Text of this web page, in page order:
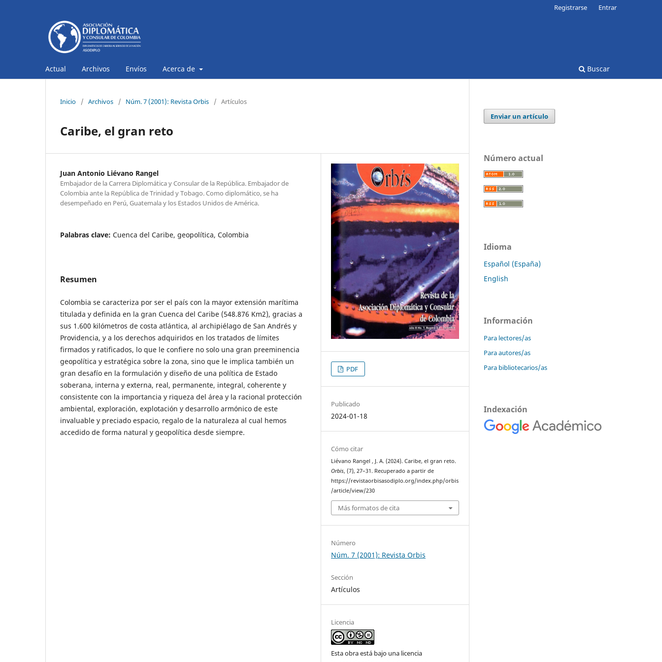
Actual Archivos Envíos Acerca de Buscar
Registrarse Entrar
Inicio / Archivos / Núm. 7 (2001): Revista Orbis / Artículos
Caribe, el gran reto
Juan Antonio Liévano Rangel
Embajador de la Carrera Diplomática y Consular de la República. Embajador de
Colombia ante la República de Trinidad y Tobago. Como diplomático, se ha
desempeñado en Perú, Guatemala y los Estados Unidos de América.
Palabras clave: Cuenca del Caribe, geopolítica, Colombia
Resumen
Colombia se caracteriza por ser el país con la mayor extensión marítima
titulada y definida en la gran Cuenca del Caribe (548.876 Km2), gracias a
sus 1.600 kilómetros de costa atlántica, al archipiélago de San Andrés y
Providencia, y a los derechos adquiridos en los tratados de límites
firmados y ratificados, lo que le confiere no solo una gran preeminencia
geopolítica y estratégica sobre la zona, sino que le implica también un
gran desafío en la formulación y diseño de una política de Estado
soberana, interna y externa, real, permanente, integral, coherente y
consistente con la importancia y riqueza del área y la racional protección
ambiental, exploración, explotación y desarrollo armónico de este
invaluable y preciado espacio, regalo de la naturaleza al cual hemos
accedido de forma natural y geopolítica desde siempre.
PDF
Publicado
2024-01-18
Cómo citar
Liévano Rangel , J. A. (2024). Caribe, el gran reto.
Orbis, (7), 27–31. Recuperado a partir de
https://revistaorbisasodiplo.org/index.php/orbis
/article/view/230
Más formatos de cita
Número
Núm. 7 (2001): Revista Orbis
Sección
Artículos
Licencia
Esta obra está bajo una licencia
Enviar un artículo
Número actual
Idioma
Español (España)
English
Información
Para lectores/as
Para autores/as
Para bibliotecarios/as
Indexación